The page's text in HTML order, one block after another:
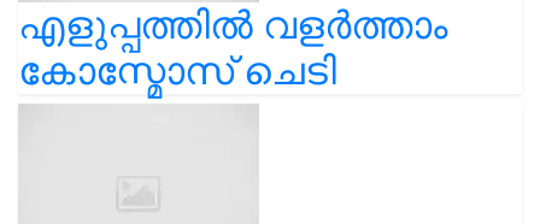
എളുപ്പത്തിൽ വളർത്താം
കോസ്മോസ് ചെടി